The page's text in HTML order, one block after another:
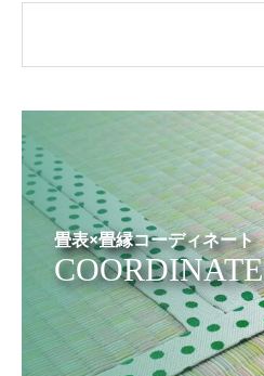
畳表×畳縁コーディネート
COORDINATE